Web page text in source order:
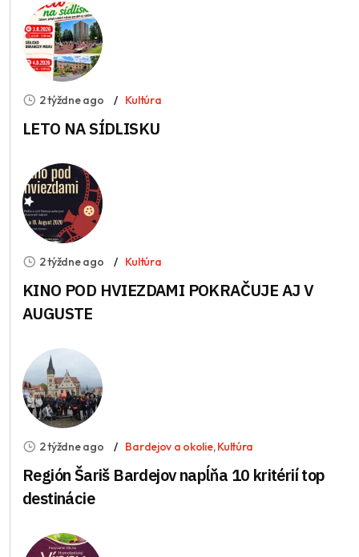
2 týždne ago Kultúra
LETO NA SÍDLISKU
2 týždne ago Kultúra
KINO POD HVIEZDAMI POKRAČUJE AJ V
AUGUSTE
2 týždne ago Bardejov a okolie,Kultúra
Región Šariš Bardejov napĺňa 10 kritérií top
destinácie